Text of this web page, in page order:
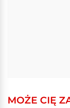
MOŻE CIĘ